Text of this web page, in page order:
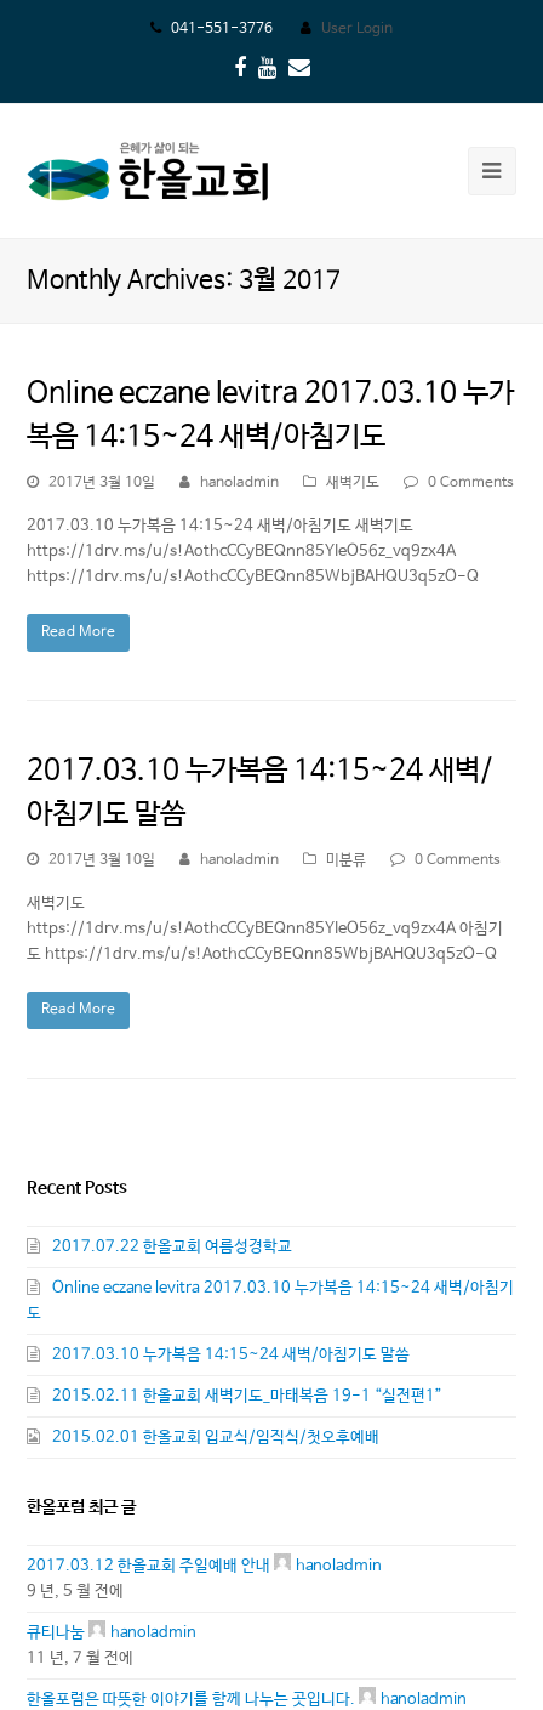
041-551-3776 User Login
Facebook
Youtube
Email
Monthly Archives: 3월 2017
Online eczane levitra 2017.03.10 누가
복음 14:15~24 새벽/아침기도
2017년 3월 10일 hanoladmin 새벽기도 0 Comments
2017.03.10 누가복음 14:15~24 새벽/아침기도 새벽기도
https://1drv.ms/u/s!AothcCCyBEQnn85YIeO56z_vq9zx4A
https://1drv.ms/u/s!AothcCCyBEQnn85WbjBAHQU3q5zO-Q
Read More
2017.03.10 누가복음 14:15~24 새벽/
아침기도 말씀
2017년 3월 10일 hanoladmin 미분류 0 Comments
새벽기도
https://1drv.ms/u/s!AothcCCyBEQnn85YIeO56z_vq9zx4A 아침기
도 https://1drv.ms/u/s!AothcCCyBEQnn85WbjBAHQU3q5zO-Q
Read More
Recent Posts
2017.07.22 한올교회 여름성경학교
Online eczane levitra 2017.03.10 누가복음 14:15~24 새벽/아침기
도
2017.03.10 누가복음 14:15~24 새벽/아침기도 말씀
2015.02.11 한올교회 새벽기도_마태복음 19-1 “실전편1”
2015.02.01 한올교회 입교식/임직식/첫오후예배
한올포럼 최근 글
2017.03.12 한올교회 주일예배 안내
hanoladmin
9 년, 5 월 전에
큐티나눔
hanoladmin
11 년, 7 월 전에
한올포럼은 따뜻한 이야기를 함께 나누는 곳입니다.
hanoladmin